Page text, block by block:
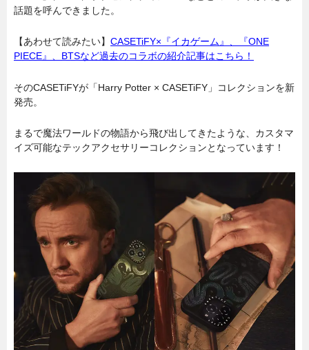
話題を呼んできました。
【あわせて読みたい】 CASETiFY×『イカゲーム』、『ONE
PIECE』、BTSなど過去のコラボの紹介記事はこちら！
そのCASETiFYが「Harry Potter × CASETiFY」コレクションを新
発売。
まるで魔法ワールドの物語から飛び出してきたような、カスタマ
イズ可能なテックアクセサリーコレクションとなっています！